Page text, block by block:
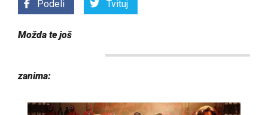
Podeli Tvituj
Možda te još
zanima: